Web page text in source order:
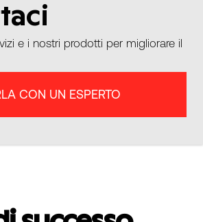
e i nostri prodotti per migliorare il
CON UN ESPERTO